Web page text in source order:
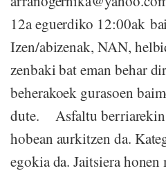
12a eguerdiko 12:00ak
Izen/abizenak, NAN,
zenbaki bat eman behar
beherakoek gurasoen
dute. Asfaltu berriarekin
hobean aurkitzen da.
egokia da. Jaitsiera